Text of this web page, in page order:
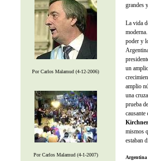
Por Carlos Malamud (4-12-2006)
Por Carlos Malamud (4-1-2007)
grandes
La vida
poder y
un
amplio
una
prueba
Kirchner
mismos
estaban
Argentina